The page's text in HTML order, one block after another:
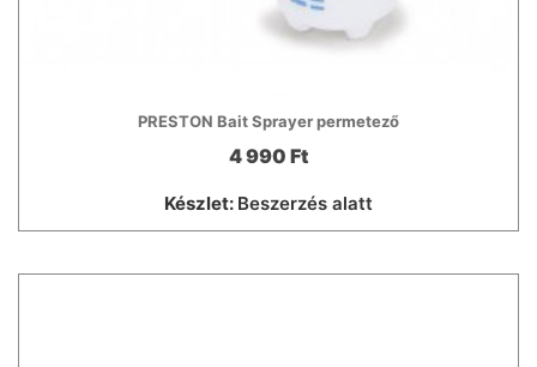
PRESTON Bait Sprayer permetező
4 990 Ft
Készlet: Beszerzés alatt